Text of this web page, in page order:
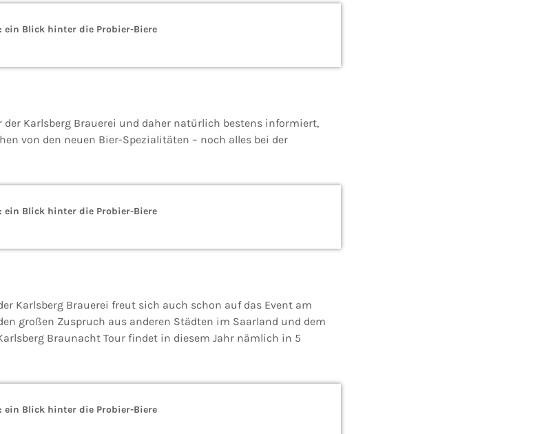
ein Blick hinter die Probier-Biere
der Karlsberg Brauerei und daher natürlich bestens informiert,
von den neuen Bier-Spezialitäten – noch alles bei der
ein Blick hinter die Probier-Biere
Karlsberg Brauerei freut sich auch schon auf das Event am
großen Zuspruch aus anderen Städten im Saarland und dem
Braunacht Tour findet in diesem Jahr nämlich in 5
ein Blick hinter die Probier-Biere